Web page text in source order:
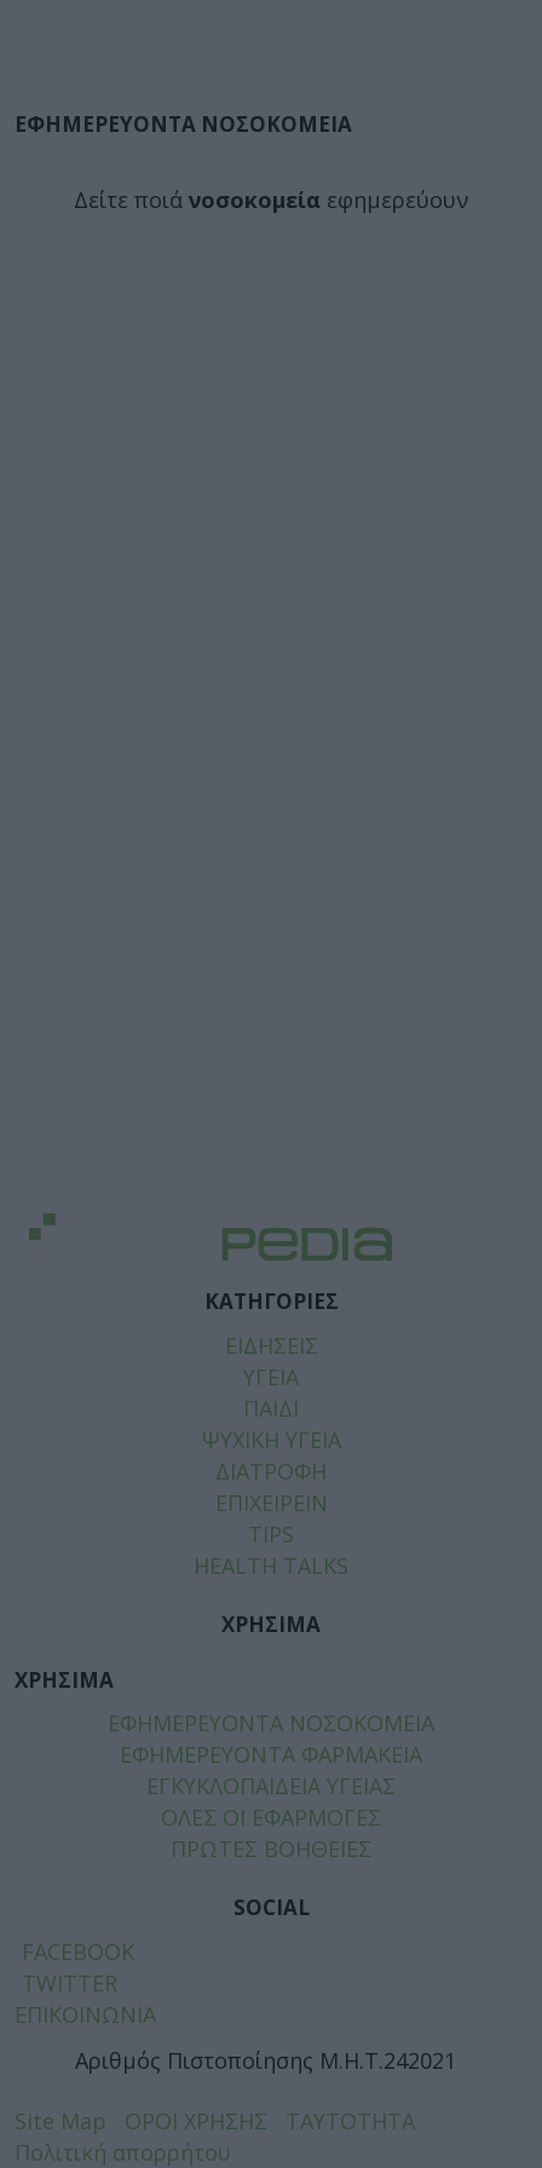
ΕΦΗΜΕΡΕΥΟΝΤΑ ΝΟΣΟΚΟΜΕΙΑ
Δείτε ποιά νοσοκομεία εφημερεύουν
ΚΑΤΗΓΟΡΙΕΣ
ΕΙΔΗΣΕΙΣ
ΥΓΕΙΑ
ΠΑΙΔΙ
ΨΥΧΙΚΗ ΥΓΕΙΑ
ΔΙΑΤΡΟΦΗ
ΕΠΙΧΕΙΡΕΙΝ
TIPS
HEALTH TALKS
ΧΡΗΣΙΜΑ
ΧΡΗΣΙΜΑ
ΕΦΗΜΕΡΕΥΟΝΤΑ ΝΟΣΟΚΟΜΕΙΑ
ΕΦΗΜΕΡΕΥΟΝΤΑ ΦΑΡΜΑΚΕΙΑ
ΕΓΚΥΚΛΟΠΑΙΔΕΙΑ ΥΓΕΙΑΣ
ΟΛΕΣ ΟΙ ΕΦΑΡΜΟΓΕΣ
ΠΡΩΤΕΣ ΒΟΗΘΕΙΕΣ
SOCIAL
FACEBOOK
TWITTER
ΕΠΙΚΟΙΝΩΝΙΑ
Αριθμός Πιστοποίησης Μ.Η.Τ.242021
Site Map ΟΡΟΙ ΧΡΗΣΗΣ
ΤΑΥΤΟΤΗΤΑ
Πολιτική απορρήτου